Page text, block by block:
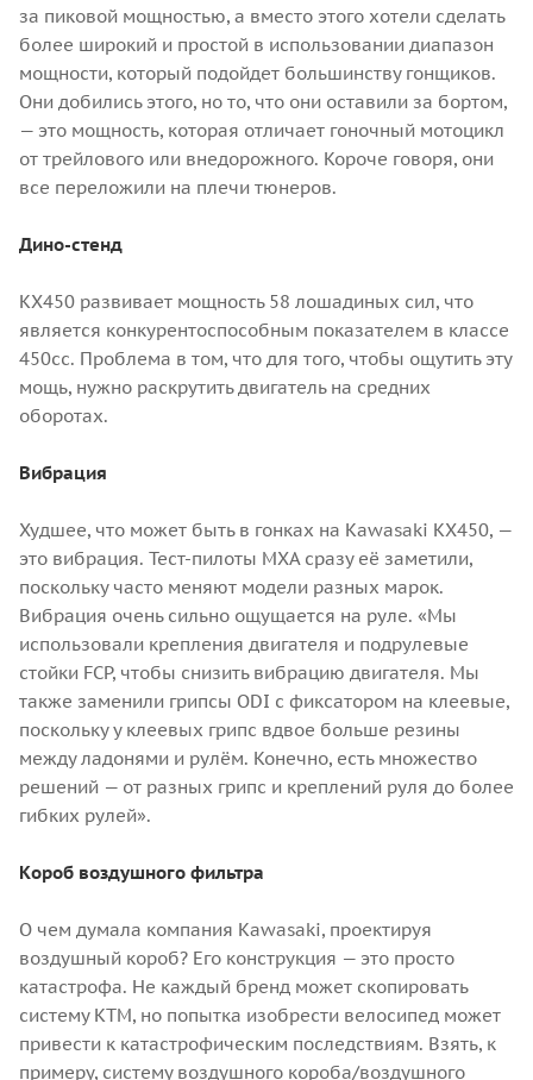
за пиковой мощностью, а вместо этого хотели сделать
более широкий и простой в использовании диапазон
мощности, который подойдет большинству гонщиков.
Они добились этого, но то, что они оставили за бортом,
— это мощность, которая отличает гоночный мотоцикл
от трейлового или внедорожного. Короче говоря, они
все переложили на плечи тюнеров.
Дино-стенд
KX450 развивает мощность 58 лошадиных сил, что
является конкурентоспособным показателем в классе
450сс. Проблема в том, что для того, чтобы ощутить эту
мощь, нужно раскрутить двигатель на средних
оборотах.
Вибрация
Худшее, что может быть в гонках на Kawasaki KX450, —
это вибрация. Тест-пилоты MXA сразу её заметили,
поскольку часто меняют модели разных марок.
Вибрация очень сильно ощущается на руле. «Мы
использовали крепления двигателя и подрулевые
стойки FCP, чтобы снизить вибрацию двигателя. Мы
также заменили грипсы ODI с фиксатором на клеевые,
поскольку у клеевых грипс вдвое больше резины
между ладонями и рулём. Конечно, есть множество
решений — от разных грипс и креплений руля до более
гибких рулей».
Короб воздушного фильтра
О чем думала компания Kawasaki, проектируя
воздушный короб? Его конструкция — это просто
катастрофа. Не каждый бренд может скопировать
систему KTM, но попытка изобрести велосипед может
привести к катастрофическим последствиям. Взять, к
примеру, систему воздушного короба/воздушного